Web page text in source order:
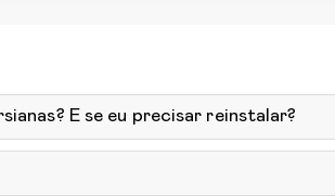
E se eu precisar reinstalar?